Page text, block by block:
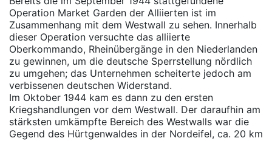
Operation Market Garden der Alliierten ist im
Zusammenhang mit dem Westwall zu sehen. Innerhalb
dieser Operation versuchte das alliierte
Oberkommando, Rheinübergänge in den Niederlanden
zu gewinnen, um die deutsche Sperrstellung nördlich
zu umgehen; das Unternehmen scheiterte jedoch am
verbissenen deutschen Widerstand.
Im Oktober 1944 kam es dann zu den ersten
Kriegshandlungen vor dem Westwall. Der daraufhin am
stärksten umkämpfte Bereich des Westwalls war die
Gegend des Hürtgenwaldes in der Nordeifel, ca. 20 km